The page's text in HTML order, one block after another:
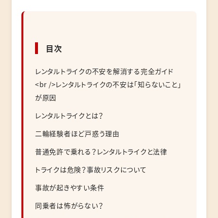
目次
レンタルトライクの不安を解消する完全ガイド
<br />レンタルトライクの不安は「知らないこと」
が原因
レンタルトライクとは？
二輪経験者ほど戸惑う理由
普通免許で乗れる？レンタルトライクと法律
トライクは危険？事故リスクについて
事故が起きやすい条件
同乗者は怖がらない？